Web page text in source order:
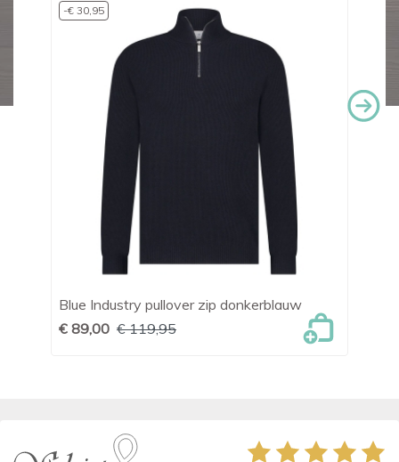
-€ 30,95
Blue Industry pullover zip donkerblauw
€ 89,00 € 119,95